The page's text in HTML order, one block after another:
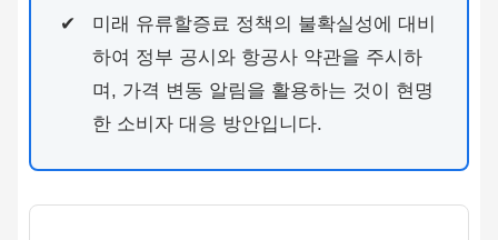
미래 유류할증료 정책의 불확실성에 대비
하여 정부 공시와 항공사 약관을 주시하
며, 가격 변동 알림을 활용하는 것이 현명
한 소비자 대응 방안입니다.